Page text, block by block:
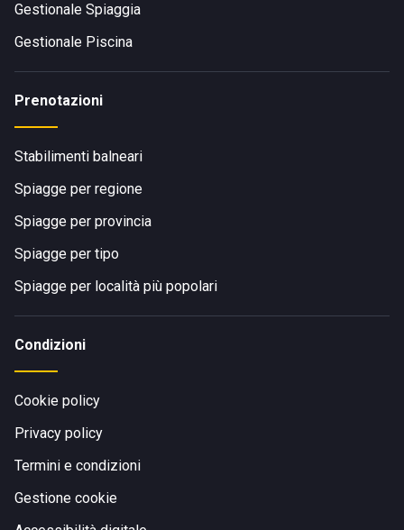
Gestionale Spiaggia
Gestionale Piscina
Prenotazioni
Stabilimenti balneari
Spiagge per regione
Spiagge per provincia
Spiagge per tipo
Spiagge per località più popolari
Condizioni
Cookie policy
Privacy policy
Termini e condizioni
Gestione cookie